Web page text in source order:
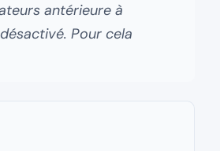
antérieure à
Pour cela